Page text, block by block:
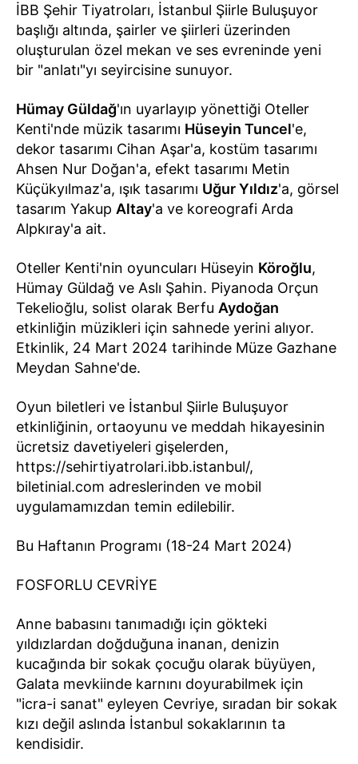
İBB Şehir Tiyatroları, İstanbul Şiirle Buluşuyor
başlığı altında, şairler ve şiirleri üzerinden
oluşturulan özel mekan ve ses evreninde yeni
bir "anlatı"yı seyircisine sunuyor.
Hümay Güldağ'ın uyarlayıp yönettiği Oteller
Kenti'nde müzik tasarımı Hüseyin Tuncel'e,
dekor tasarımı Cihan Aşar'a, kostüm tasarımı
Ahsen Nur Doğan'a, efekt tasarımı Metin
Küçükyılmaz'a, ışık tasarımı Uğur Yıldız'a, görsel
tasarım Yakup Altay'a ve koreografi Arda
Alpkıray'a ait.
Oteller Kenti'nin oyuncuları Hüseyin Köroğlu,
Hümay Güldağ ve Aslı Şahin. Piyanoda Orçun
Tekelioğlu, solist olarak Berfu Aydoğan
etkinliğin müzikleri için sahnede yerini alıyor.
Etkinlik, 24 Mart 2024 tarihinde Müze Gazhane
Meydan Sahne'de.
Oyun biletleri ve İstanbul Şiirle Buluşuyor
etkinliğinin, ortaoyunu ve meddah hikayesinin
ücretsiz davetiyeleri gişelerden,
https://sehirtiyatrolari.ibb.istanbul/,
biletinial.com adreslerinden ve mobil
uygulamamızdan temin edilebilir.
Bu Haftanın Programı (18-24 Mart 2024)
FOSFORLU CEVRİYE
Anne babasını tanımadığı için gökteki
yıldızlardan doğduğuna inanan, denizin
kucağında bir sokak çocuğu olarak büyüyen,
Galata mevkiinde karnını doyurabilmek için
"icra-i sanat" eyleyen Cevriye, sıradan bir sokak
kızı değil aslında İstanbul sokaklarının ta
kendisidir.